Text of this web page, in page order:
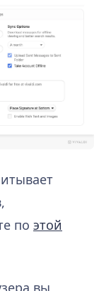
по этой
вы